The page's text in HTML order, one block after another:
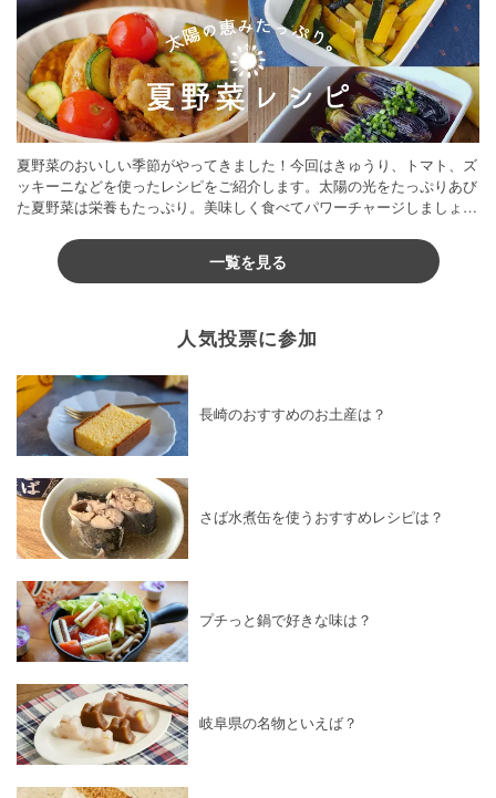
夏野菜のおいしい季節がやってきました！今回はきゅうり、トマト、ズ
ッキーニなどを使ったレシピをご紹介します。太陽の光をたっぷりあび
た夏野菜は栄養もたっぷり。美味しく食べてパワーチャージしましょう
一覧を見る
人気投票に参加
長崎のおすすめのお土産は？
さば水煮缶を使うおすすめレシピは？
プチっと鍋で好きな味は？
岐阜県の名物といえば？